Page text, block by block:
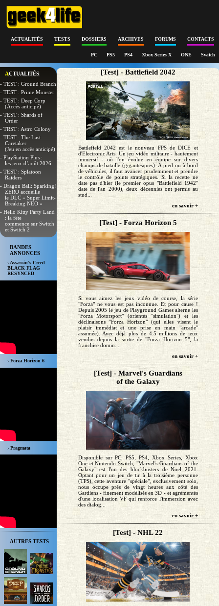
ACTUALITÉS TESTS DOSSIERS ARCHIVES FORUMS CONTACTS
PC PS5 PS4 Xbox Series X ONE Switch
ACTUALITÉS
- TEST : Ground Branch
- TEST : Prime Monster
- TEST : Deep Corp
(Accès anticipé)
- TEST : Shards of
Order
- TRST : Astro Colony
- TEST : The Last
Caretaker
(Jeu en accès anticipé)
- PlayStation Plus :
les jeux d’août 2026
- TEST : Splatoon
Raiders
- Dragon Ball: Sparking!
ZERO accueille
le DLC « Super Limit-
Breaking NEO »
- Hello Kitty Party Land
: la fête
commence sur Switch
et Switch 2
BANDES
ANNONCES
› Assassin’s Creed
BLACK FLAG
RESYNCED
› Forza Horizon 6
› Pragmata
AUTRES TESTS
[Test] - Battlefield 2042
Battlefield 2042 est le nouveau FPS de DICE et
d'Electronic Arts. Un jeu vidéo militaire - hautement
immersif - où l'on évolue en équipe sur divers
champs de bataille (gigantesques). A pied ou à bord
de véhicules, il faut avancer prudemment et prendre
le contrôle de points stratégiques. Si la recette ne
date pas d'hier (le premier opus "Battlefield 1942"
date de l'an 2000), deux décennies ont permis au
stud...
en savoir +
[Test] - Forza Horizon 5
Si vous aimez les jeux vidéo de course, la série
"Forza" ne vous est pas inconnue. Et pour cause !
Depuis 2005 le jeu de Playground Games alterne les
"Forza Motorsport" (orientés "simulation") et les
déclinaisons "Forza Horizon" (qui elles visent le
plaisir immédiat et une prise en main "arcade"
assumée). Avec déjà plus de 4.5 millions de jeux
vendus depuis la sortie de "Forza Horizon 5", la
franchise domin...
en savoir +
[Test] - Marvel's Guardians
of the Galaxy
Disponible sur PC, PS5, PS4, Xbox Series, Xbox
One et Nintendo Switch, "Marvel's Guardians of the
Galaxy" est l'un des blockbusters de Noël 2021.
Optant pour un jeu de tir à la troisième personne
(TPS), cette aventure "spéciale", exclusivement solo,
nous occupe près de vingt heures aux côté des
Gardiens - finement modélisés en 3D - et agrémentés
d'une localisation VF qui renforce l'immersion avec
des dialog...
en savoir +
[Test] - NHL 22